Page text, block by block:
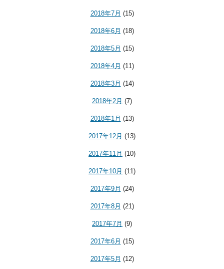
2018年7月 (15)
2018年6月 (18)
2018年5月 (15)
2018年4月 (11)
2018年3月 (14)
2018年2月 (7)
2018年1月 (13)
2017年12月 (13)
2017年11月 (10)
2017年10月 (11)
2017年9月 (24)
2017年8月 (21)
2017年7月 (9)
2017年6月 (15)
2017年5月 (12)